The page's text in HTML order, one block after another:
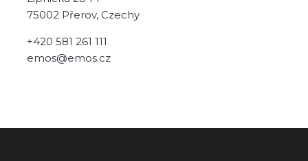
75002 Přerov, Czechy
+420 581 261 111
emos@emos.cz